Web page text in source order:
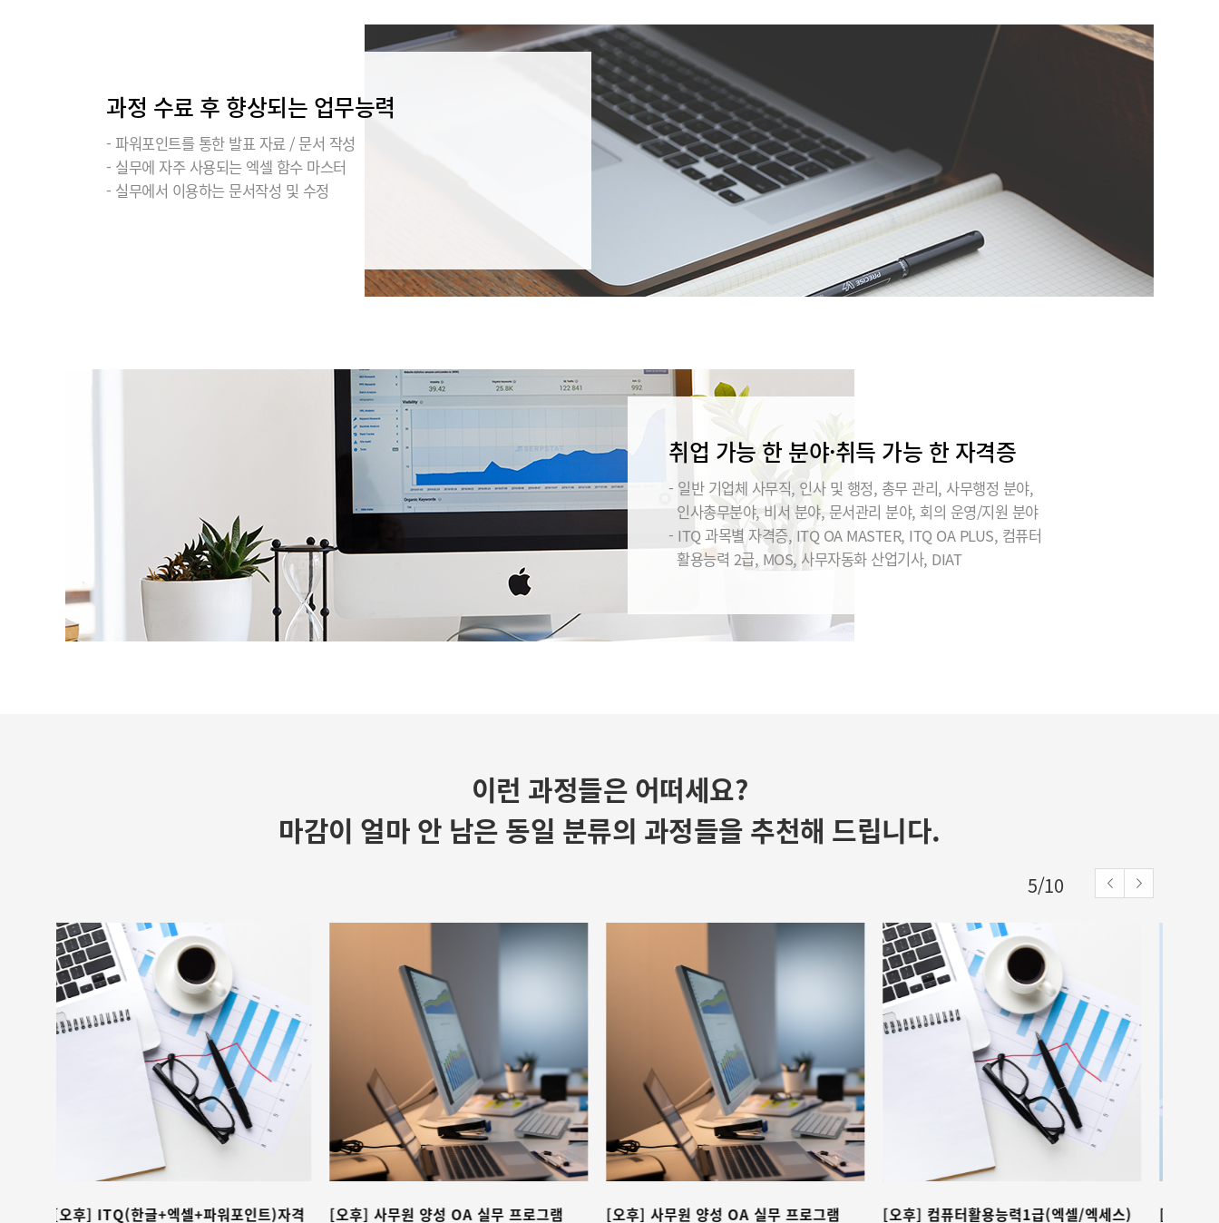
과정 수료 후 향상되는 업무능력
- 파워포인트를 통한 발표 자료 / 문서 작성
- 실무에 자주 사용되는 엑셀 함수 마스터
- 실무에서 이용하는 문서작성 및 수정
취업 가능 한 분야·취득 가능 한 자격증
- 일반 기업체 사무직, 인사 및 행정, 총무 관리, 사무행정 분야,
인사총무분야, 비서 분야, 문서관리 분야, 회의 운영/지원 분야
- ITQ 과목별 자격증, ITQ OA MASTER, ITQ OA PLUS, 컴퓨터
활용능력 2급, MOS, 사무자동화 산업기사, DIAT
이런 과정들은 어떠세요?
마감이 얼마 안 남은 동일 분류의 과정들을 추천해 드립니다.
5/10
[오후] 사무원 양성 OA 실무 프로그램 [오후] 사무원 양성 OA 실무 프로그램 [오후] 컴퓨터활용능력1급(엑셀/엑세스) [오후] 컴퓨터활용능력1급(엑셀/엑세스)
안ㅇㅇ
우선 저희 팀을 위해 애써주신 서일근 멘토님
께 진심으로 감사드립니다. 항상 본인 일처럼
성심껏 신경 써주시고, 더 나은 방향과 방법을
제시해 주셔서 많은 것을 배울 수 있었습니
다....
★★★★★
선생님께서 업무와 관련된 실무 지식도 풍부
하게 알려주셔서 실제 현장에서 바로 활용할
수 있도록 많은 연습과 학습을 지도해 주셨습
실무에서...